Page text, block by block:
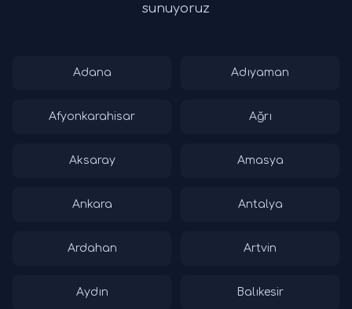
sunuyoruz
Adana Adıyaman
Afyonkarahisar Ağrı
Aksaray Amasya
Ankara Antalya
Ardahan Artvin
Aydın Balıkesir